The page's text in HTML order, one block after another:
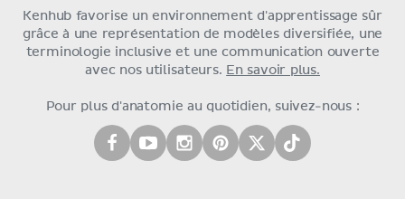
Kenhub favorise un environnement d'apprentissage sûr
grâce à une représentation de modèles diversifiée, une
terminologie inclusive et une communication ouverte
avec nos utilisateurs. En savoir plus.
Pour plus d'anatomie au quotidien, suivez-nous :